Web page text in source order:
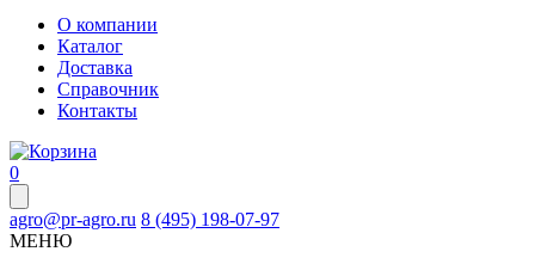
О компании
Каталог
Доставка
Справочник
Контакты
0
agro@pr-agro.ru 8 (495) 198-07-97
МЕНЮ